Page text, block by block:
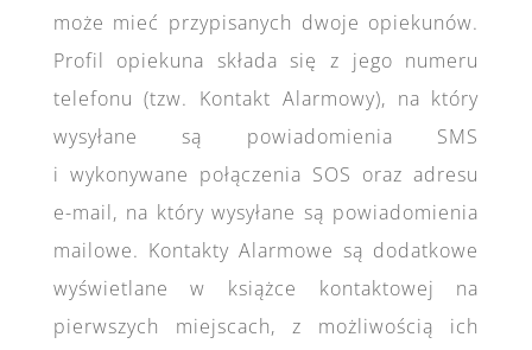
może mieć przypisanych dwoje opiekunów.
Profil opiekuna składa się z jego numeru
telefonu (tzw. Kontakt Alarmowy), na który
wysyłane są powiadomienia SMS
i wykonywane połączenia SOS oraz adresu
e-mail, na który wysyłane są powiadomienia
mailowe. Kontakty Alarmowe są dodatkowe
wyświetlane w książce kontaktowej na
pierwszych miejscach, z możliwością ich